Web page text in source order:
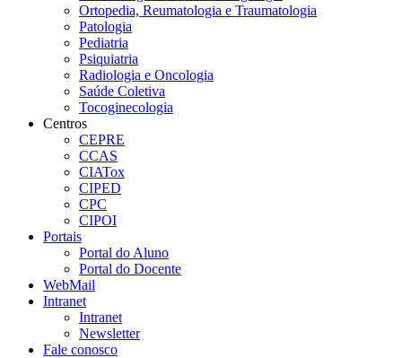
Ortopedia, Reumatologia e Traumatologia
Patologia
Pediatria
Psiquiatria
Radiologia e Oncologia
Saúde Coletiva
Tocoginecologia
Centros
CEPRE
CCAS
CIATox
CIPED
CPC
CIPOI
Portais
Portal do Aluno
Portal do Docente
WebMail
Intranet
Intranet
Newsletter
Fale conosco